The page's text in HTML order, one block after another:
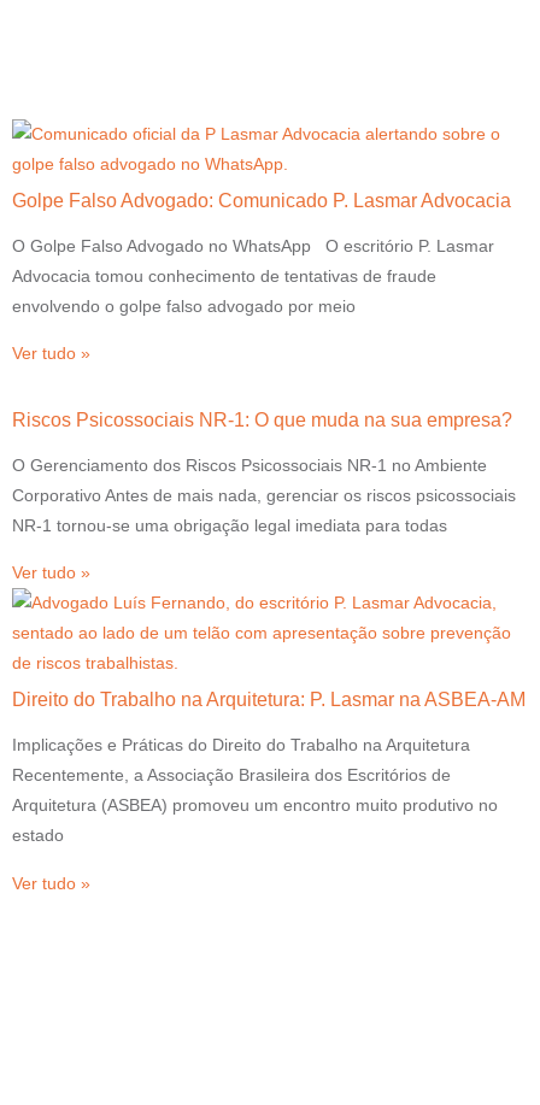
Golpe Falso Advogado: Comunicado P. Lasmar Advocacia
O Golpe Falso Advogado no WhatsApp O escritório P. Lasmar
Advocacia tomou conhecimento de tentativas de fraude
envolvendo o golpe falso advogado por meio
Ver tudo »
Riscos Psicossociais NR-1: O que muda na sua empresa?
O Gerenciamento dos Riscos Psicossociais NR-1 no Ambiente
Corporativo Antes de mais nada, gerenciar os riscos psicossociais
NR-1 tornou-se uma obrigação legal imediata para todas
Ver tudo »
Direito do Trabalho na Arquitetura: P. Lasmar na ASBEA-AM
Implicações e Práticas do Direito do Trabalho na Arquitetura
Recentemente, a Associação Brasileira dos Escritórios de
Arquitetura (ASBEA) promoveu um encontro muito produtivo no
estado
Ver tudo »